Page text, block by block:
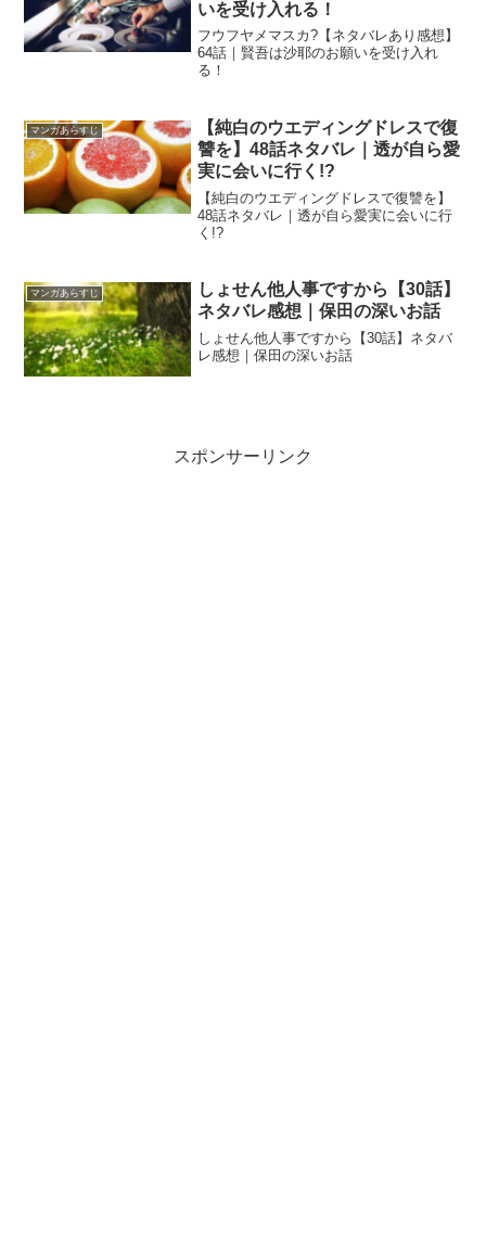
いを受け入れる！
フウフヤメマスカ?【ネタバレあり感想】
64話｜賢吾は沙耶のお願いを受け入れ
る！
マンガあらすじ
【純白のウエディングドレスで復
讐を】48話ネタバレ｜透が自ら愛
実に会いに行く!?
【純白のウエディングドレスで復讐を】
48話ネタバレ｜透が自ら愛実に会いに行
く!?
マンガあらすじ
しょせん他人事ですから【30話】
ネタバレ感想｜保田の深いお話
しょせん他人事ですから【30話】ネタバ
レ感想｜保田の深いお話
スポンサーリンク